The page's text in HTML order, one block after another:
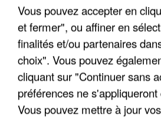
Un cofondateur du réseau
quelques jours plus tôt.
Vous pouvez accepter en
et fermer", ou affiner en
finalités et/ou partenaires
choix". Vous pouvez
cliquant sur "Continuer sans
préférences ne
Vous pouvez mettre à jour